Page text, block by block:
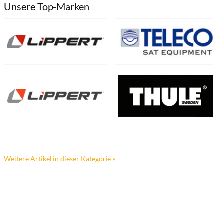
Unsere Top-Marken
Weitere Artikel in dieser Kategorie »